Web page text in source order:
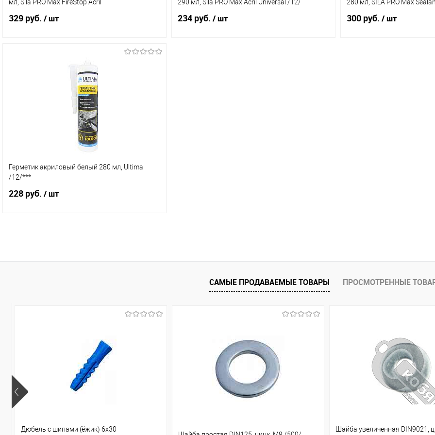
мл, Sila PRO Max FireStop Acril
329 руб. / шт
В корзину
290 мл, Sila PRO Max Acril Universal /12/
234 руб. / шт
280 мл, SILA PRO Max
300 руб. / шт
Герметик акриловый белый 280 мл, Ultima
/12/***
228 руб. / шт
Купить в 1 клик
Сравнение
САМЫЕ ПРОДАВАЕМЫЕ ТОВАРЫ ПРОСМОТРЕННЫЕ
Дюбель с шипами (ёжик) 6х30 Шайба увеличенная DIN9021,